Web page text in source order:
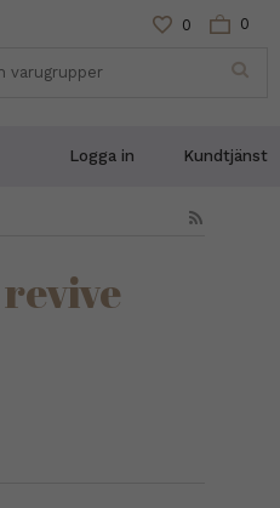
0 0
Logga in Kundtjänst